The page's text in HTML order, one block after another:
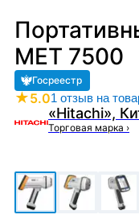
MET 7500
Госреестр
★5.01 отзыв на
«Hitachi»,
Торговая марка ›